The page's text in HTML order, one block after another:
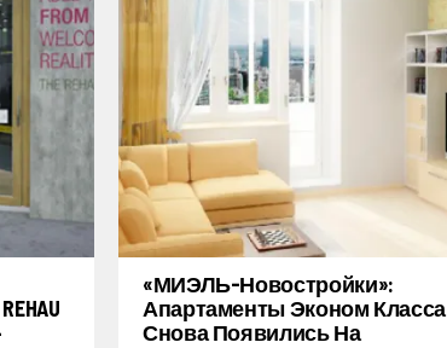
«МИЭЛЬ-Новостройки»:
Апартаменты Эконом Класса
Снова Появились На